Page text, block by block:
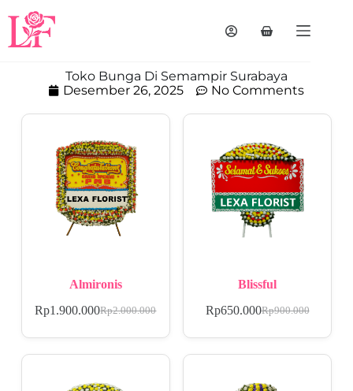
Toko Bunga Di Semampir Surabaya
Desember 26, 2025
No Comments
Almironis
Rp2.000.000
Rp1.900.000
Blissful
Rp900.000
Rp650.000